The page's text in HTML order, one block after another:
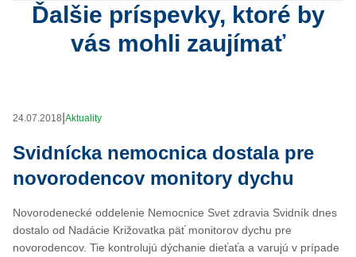
Ďalšie príspevky, ktoré by
vás mohli zaujímať
24.07.2018 Aktuality
Svidnícka nemocnica dostala pre
novorodencov monitory dychu
Novorodenecké oddelenie Nemocnice Svet zdravia Svidník dnes
dostalo od Nadácie Križovatka päť monitorov dychu pre
novorodencov. Tie kontrolujú dýchanie dieťaťa a varujú v prípade